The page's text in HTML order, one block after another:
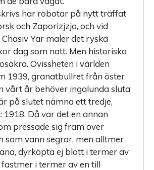
har robotar på nytt träffat
och Zaporizjzja, och vid
Yar maler det ryska
dag som natt. Men historiska
Ovissheten i världen
1939, granatbullret från öster
vårt år behöver ingalunda sluta
på slutet nämna ett tredje,
Då var det en annan
pressade sig fram över
som vann segrar, men alltmer
dyrköpta ej blott i termer av
i termer av en till